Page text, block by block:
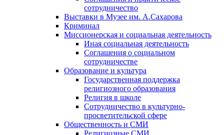
сотрудничество
Выставки в Музее им. А.Сахарова
Криминал
Миссионерская и социальная деятельность
Иная социальная деятельность
Соглашения о социальном
сотрудничестве
Образование и культура
Государственная поддержка
религиозного образования
Религия в школе
Сотрудничество в культурно-
просветительской сфере
Общественность и СМИ
Религиозные СМИ